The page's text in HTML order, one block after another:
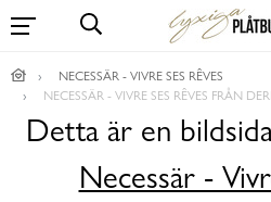
NECESSÄR - VIVRE SES RÊVES
NECESSÄR - VIVRE SES RÊVES FRÅN
Detta är en
Necessär -